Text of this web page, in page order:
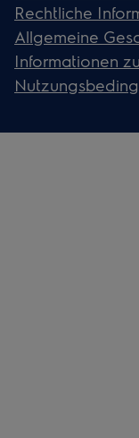
Rechtliche
Allgemeine
Informationen